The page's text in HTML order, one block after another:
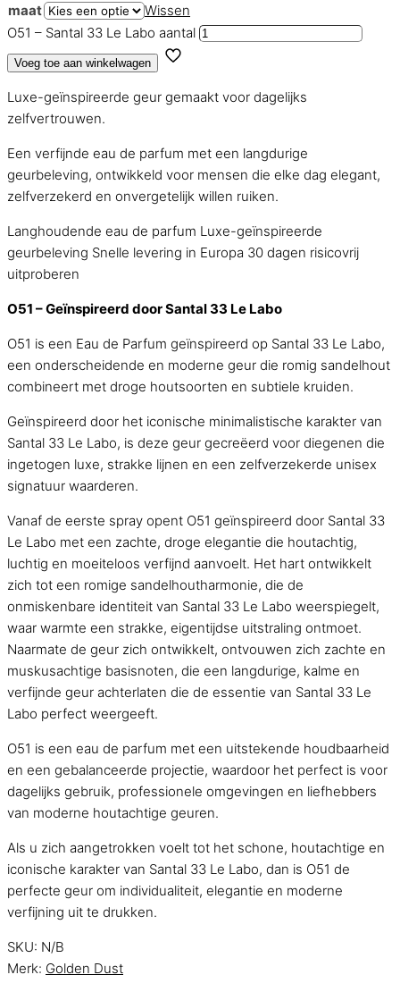
maat
Wissen
O51 – Santal 33 Le Labo aantal
Voeg toe aan winkelwagen
Luxe-geïnspireerde geur gemaakt voor dagelijks
zelfvertrouwen.
Een verfijnde eau de parfum met een langdurige
geurbeleving, ontwikkeld voor mensen die elke dag elegant,
zelfverzekerd en onvergetelijk willen ruiken.
Langhoudende eau de parfum Luxe-geïnspireerde
geurbeleving Snelle levering in Europa 30 dagen risicovrij
uitproberen
O51 – Geïnspireerd door Santal 33 Le Labo
O51 is een Eau de Parfum geïnspireerd op Santal 33 Le Labo,
een onderscheidende en moderne geur die romig sandelhout
combineert met droge houtsoorten en subtiele kruiden.
Geïnspireerd door het iconische minimalistische karakter van
Santal 33 Le Labo, is deze geur gecreëerd voor diegenen die
ingetogen luxe, strakke lijnen en een zelfverzekerde unisex
signatuur waarderen.
Vanaf de eerste spray opent O51 geïnspireerd door Santal 33
Le Labo met een zachte, droge elegantie die houtachtig,
luchtig en moeiteloos verfijnd aanvoelt. Het hart ontwikkelt
zich tot een romige sandelhoutharmonie, die de
onmiskenbare identiteit van Santal 33 Le Labo weerspiegelt,
waar warmte een strakke, eigentijdse uitstraling ontmoet.
Naarmate de geur zich ontwikkelt, ontvouwen zich zachte en
muskusachtige basisnoten, die een langdurige, kalme en
verfijnde geur achterlaten die de essentie van Santal 33 Le
Labo perfect weergeeft.
O51 is een eau de parfum met een uitstekende houdbaarheid
en een gebalanceerde projectie, waardoor het perfect is voor
dagelijks gebruik, professionele omgevingen en liefhebbers
van moderne houtachtige geuren.
Als u zich aangetrokken voelt tot het schone, houtachtige en
iconische karakter van Santal 33 Le Labo, dan is O51 de
perfecte geur om individualiteit, elegantie en moderne
verfijning uit te drukken.
SKU: N/B
Merk: Golden Dust